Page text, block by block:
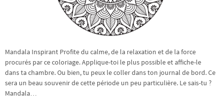
Mandala Inspirant Profite du calme, de la relaxation et de la force
procurés par ce coloriage. Applique-toi le plus possible et affiche-le
dans ta chambre. Ou bien, tu peux le coller dans ton journal de bord. Ce
sera un beau souvenir de cette période un peu particulière. Le sais-tu ?
Mandala…